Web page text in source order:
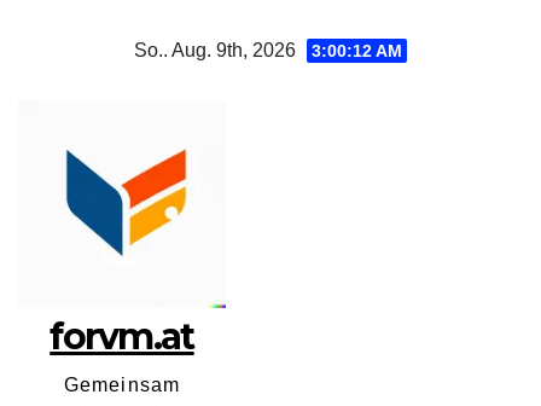
So.. Aug. 9th, 2026 3:00:13 AM
forvm.at
Gemeinsam